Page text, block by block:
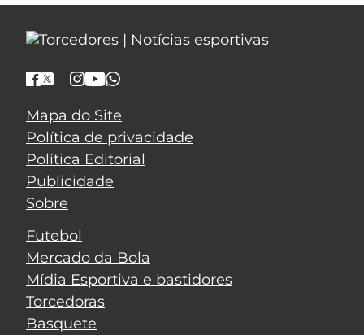
Mapa do Site
Política de privacidade
Política Editorial
Publicidade
Sobre
Futebol
Mercado da Bola
Mídia Esportiva e bastidores
Torcedoras
Basquete